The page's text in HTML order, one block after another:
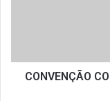
CONVENÇÃO